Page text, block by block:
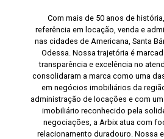
Com mais de 50 anos de
referência em locação, venda e
nas cidades de Americana, Santa
Odessa. Nossa trajetória é
transparência e excelência no
consolidaram a marca como uma
em negócios imobiliários da
administração de locações e com
imobiliário reconhecido pela
negociações, a Arbix atua com
relacionamento duradouro. Nossa